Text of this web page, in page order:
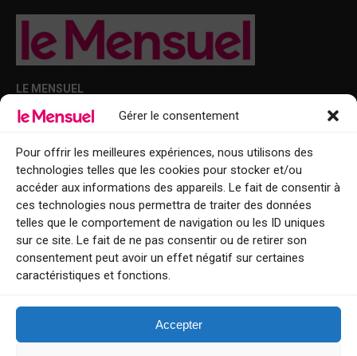
Gérer le consentement
Pour offrir les meilleures expériences, nous utilisons des
technologies telles que les cookies pour stocker et/ou
accéder aux informations des appareils. Le fait de consentir à
ces technologies nous permettra de traiter des données
telles que le comportement de navigation ou les ID uniques
sur ce site. Le fait de ne pas consentir ou de retirer son
consentement peut avoir un effet négatif sur certaines
caractéristiques et fonctions.
Accepter
LE MENSUEL
Points de diffusion Var et Alpes-Maritimes : oû trouver Le Mensuel ?
Le Mensuel en PDF : consultez le magazine en ligne
Qui sommes-nous ?
BFM Top Sorties
EVENT
Tourisme week-end : envie de vous évader le temps d’un week-end ou
Explorez nos bonnes adresses
Contact